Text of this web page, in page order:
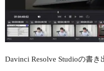
Davinci Resolve Studioの書き